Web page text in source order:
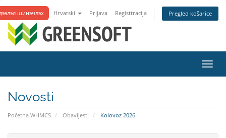
шинэчлэх Hrvatski Prijava Registtracija Pregled košarice
Novosti
Početna WHMCS Obavijesti Kolovoz 2026